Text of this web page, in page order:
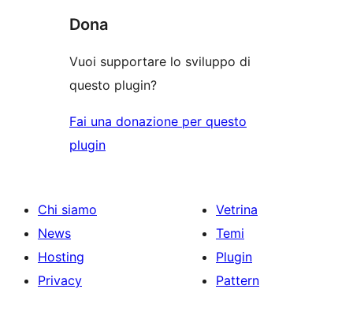
Dona
Vuoi supportare lo sviluppo di
questo plugin?
Fai una donazione per questo
plugin
Chi siamo
News
Hosting
Privacy
Vetrina
Temi
Plugin
Pattern